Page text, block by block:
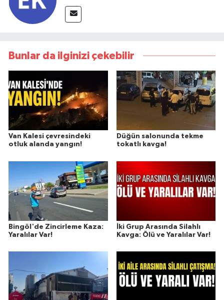
Bunlar da ilginizi çekebilir
Van Kalesi çevresindeki
otluk alanda yangın!
Düğün salonunda tekme
tokatlı kavga!
Bingöl'de Zincirleme Kaza:
Yaralılar Var!
İki Grup Arasında Silahlı
Kavga: Ölü ve Yaralılar Var!